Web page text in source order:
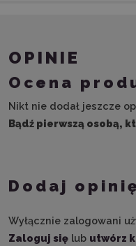
OPINIE
Ocena
Nikt nie dodał jeszcze
Bądź pierwszą osobą,
Dodaj opinię
Wyłącznie zalogowani
Zaloguj się lub utwórz